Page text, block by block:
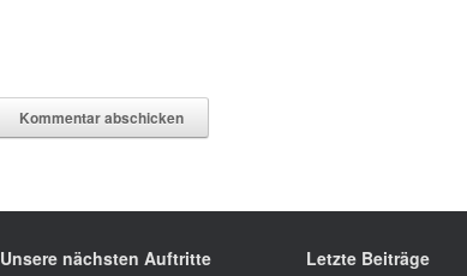
Unsere nächsten Auftritte Letzte Beiträge